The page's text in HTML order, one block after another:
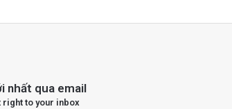
nhất qua email
right to your inbox